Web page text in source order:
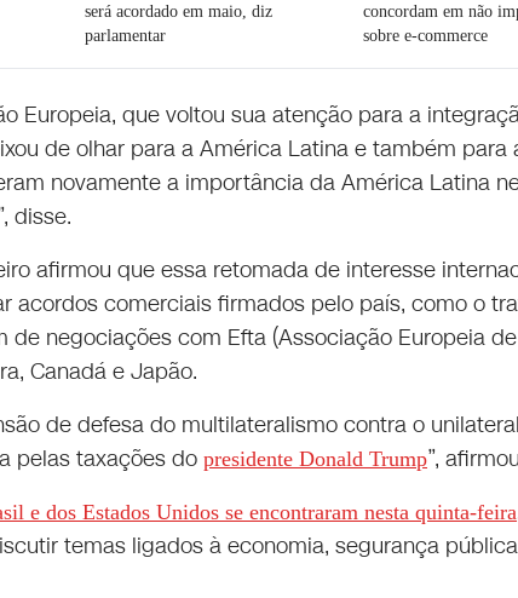
será acordado em maio, diz
parlamentar
concordam em não
sobre e-commerce
Europeia, que voltou sua atenção para a
de olhar para a América Latina e também para
novamente a importância da América Latina
disse.
afirmou que essa retomada de interesse
acordos comerciais firmados pelo país, como o
de negociações com Efta (Associação Europeia
Canadá e Japão.
de defesa do multilateralismo contra o
pelas taxações do presidente Donald Trump”,
e dos Estados Unidos se encontraram nesta quinta-feira
temas ligados à economia, segurança